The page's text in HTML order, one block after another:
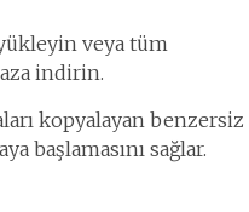
veya tüm
indirin.
kopyalayan benzersiz
başlamasını sağlar.